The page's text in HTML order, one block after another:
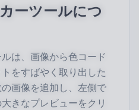
ーツールにつ
は、画像から色コード
をすばやく取り出した
画像を追加し、左側で
きなプレビューをクリ